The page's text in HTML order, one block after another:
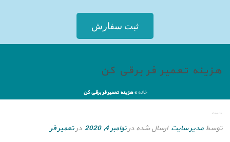
ثبت سفارش
هزینه تعمیر فر برقی کن
خانه »هزینه تعمیر فر برقی کن
هزینه تعمیر فر برقی کن
توسطمدیر سایت ارسال شده درنوامبر 4, 2020 درتعمیر فر